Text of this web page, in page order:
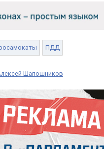
ПДД
Шапошников